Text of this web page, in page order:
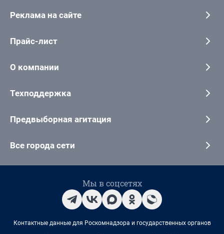
Реклама на сайте
Прайс-лист
О компании
Техподдержка
Предвыборная агитация
Все города сети
Мы в соцсетях
Контактные данные для Роскомнадзора и государственных органов